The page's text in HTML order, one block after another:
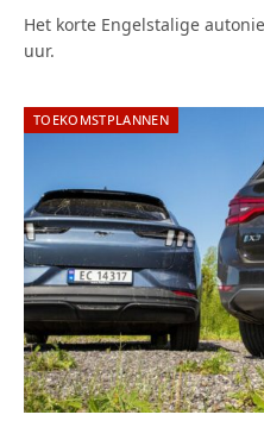
Het korte Engelstalige
uur.
TOEKOMSTPLANNEN